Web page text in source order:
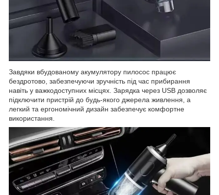
Завдяки вбудованому акумулятору пилосос працює
бездротово, забезпечуючи зручність під час прибирання
навіть у важкодоступних місцях. Зарядка через USB дозволяє
підключити пристрій до будь-якого джерела живлення, а
легкий та ергономічний дизайн забезпечує комфортне
використання.